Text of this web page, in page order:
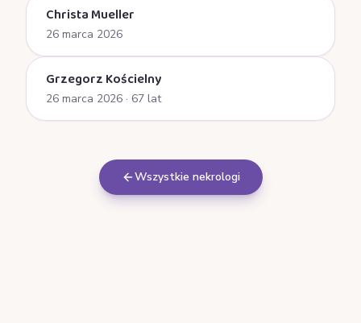
Christa Mueller
26 marca 2026
Grzegorz Kościelny
26 marca 2026 · 67 lat
Wszystkie nekrologi